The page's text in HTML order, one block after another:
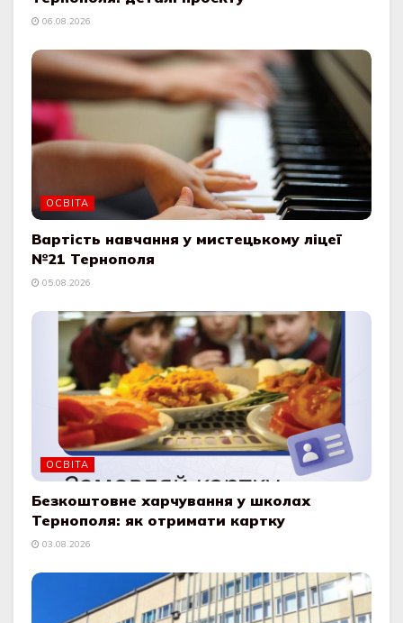
06.08.2026
ОСВІТА
Вартість навчання у мистецькому ліцеї
№21 Тернополя
05.08.2026
ОСВІТА
Безкоштовне харчування у школах
Тернополя: як отримати картку
03.08.2026